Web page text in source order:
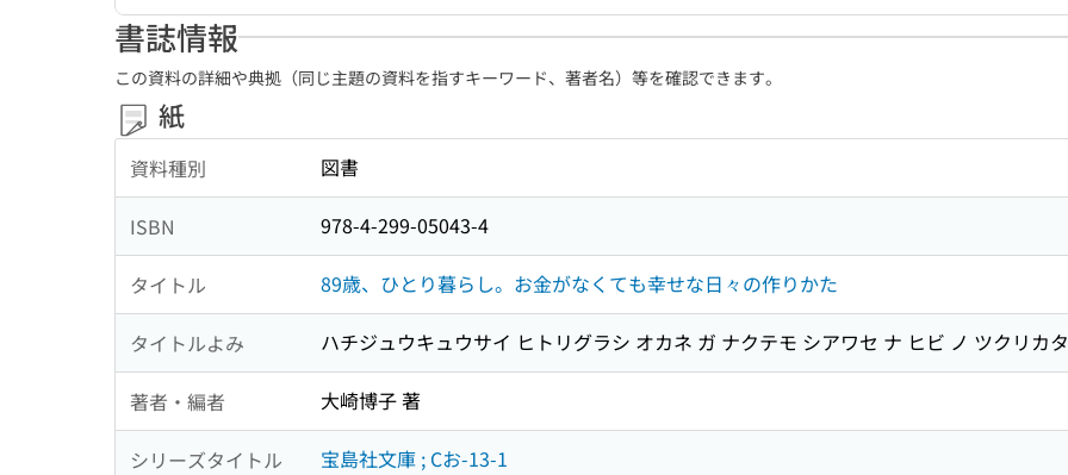
書誌情報
この資料の詳細や典拠（同じ主題の資料を指すキーワード、著者名）等を確認できます。
紙
資料種別 図書
ISBN 978-4-299-05043-4
タイトル 89歳、ひとり暮らし。お金がなくても幸せな日々の作りかた
タイトルよみ ハチジュウキュウサイ ヒトリグラシ オカネ ガ ナクテモ シアワセ ナ ヒビ ノ ツクリカタ
著者・編者 大崎博子 著
シリーズタイトル 宝島社文庫 ; Cお-13-1